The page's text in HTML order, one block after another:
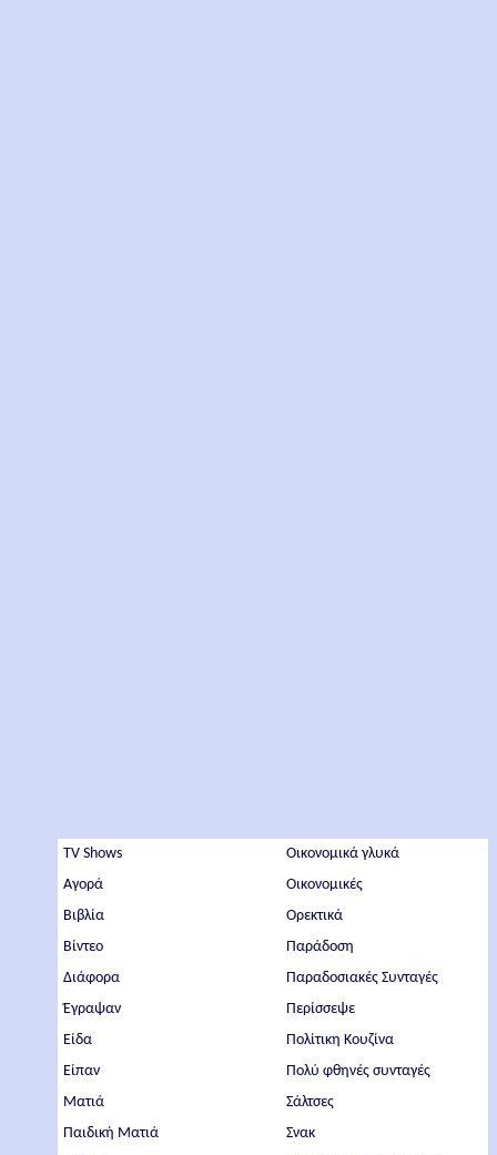
TV Shows
Αγορά
Βιβλία
Βίντεο
Διάφορα
Έγραψαν
Είδα
Είπαν
Ματιά
Παιδική Ματιά
Οικονομικά γλυκά
Οικονομικές
Ορεκτικά
Παράδοση
Παραδοσιακές Συνταγές
Περίσσεψε
Πολίτικη Κουζίνα
Πολύ φθηνές συνταγές
Σάλτσες
Σνακ